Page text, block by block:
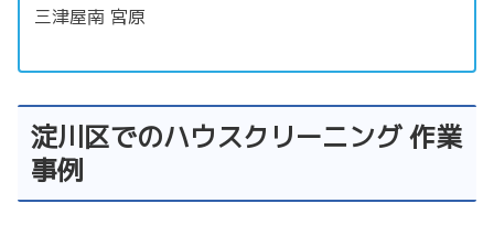
三津屋南 宮原
淀川区でのハウスクリーニング 作業
事例